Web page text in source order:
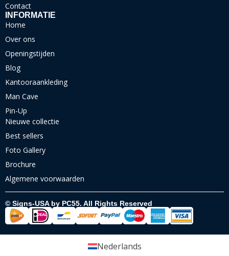
Contact
INFORMATIE
Home
Over ons
Openingstijden
Blog
Kantooraankleding
Man Cave
Pin-Up
Nieuwe collectie
Best sellers
Foto Gallery
Brochure
Algemene voorwaarden
© Signs-USA by PC55. All Rights Reserved
Nederlands